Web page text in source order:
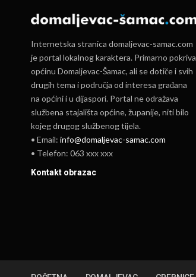
Internetska stranica domaljevac-samac.com
je portal lokalnog karaktera. Primarno pokriva
općinu Domaljevac-Šamac, ali se dotiče i svih
drugih tema i područja od interesa građana
na općini i u dijaspori. Portal ne odražava
službena stajališta općine, županije, niti bilo
kojeg drugog službenog tijela.
• Email: info@domaljevac-samac.com
• Telefon: 063 xxx xxx
Kontakt obrazac